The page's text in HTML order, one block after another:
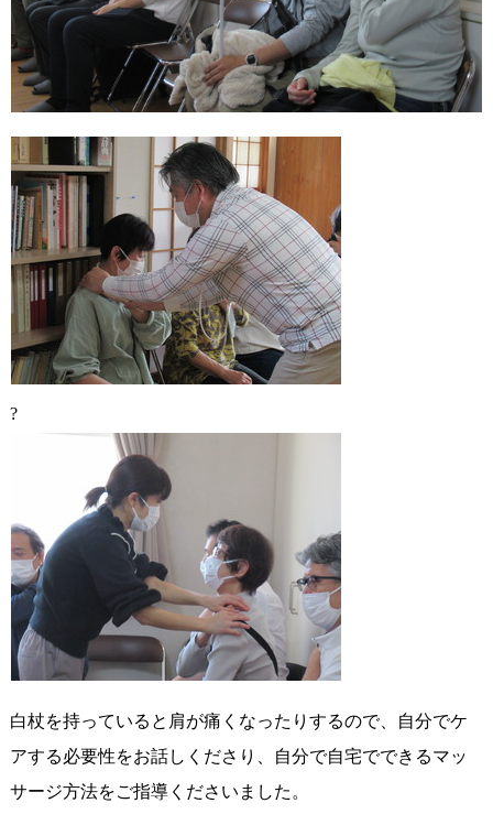
?
白杖を持っていると肩が痛くなったりするので、自分でケ
アする必要性をお話しくださり、自分で自宅でできるマッ
サージ方法をご指導くださいました。